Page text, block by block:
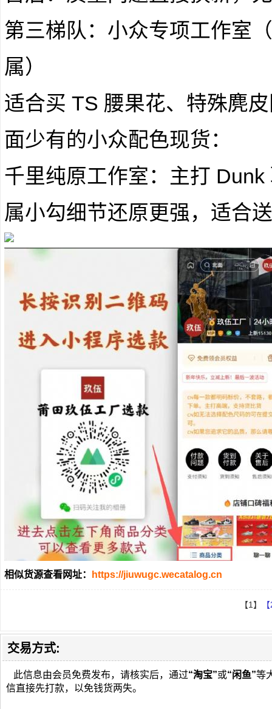
第三梯队：小众专项工作室
属）
适合买 TS 腰果花、特殊麂
面少有的小众配色现货：
千里纯原工作室：主打
属小勾细节还原更强，适合
相似货源查看网址： https://jiuwugc.wecatalog.cn
【1】
交易方式:
此信息由会员免费发布，请核实后，通过“淘宝”或“闲鱼”等
信直接先打款，以免钱货两失。